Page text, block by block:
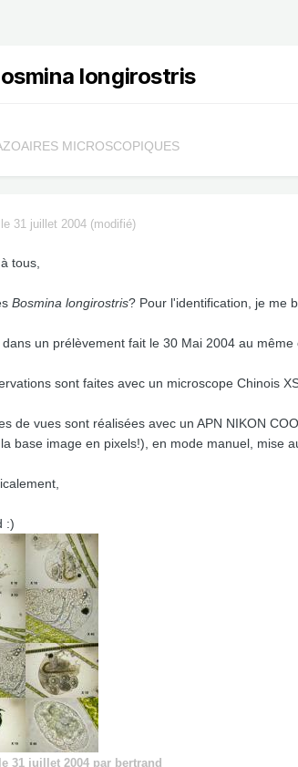
longirostris
MICROSCOPIQUES
le 31 juillet 2004 (modifié)
tous,
Bosmina longirostris? Pour l'identification, je me
dans un prélèvement fait le 30 Mai 2004 au même
sont faites avec un microscope Chinois
de vues sont réalisées avec un APN NIKON
base image en pixels!), en mode manuel, mise
:)
le 31 juillet 2004 par bertrand